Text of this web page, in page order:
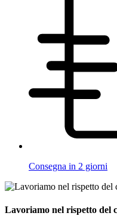
Consegna in 2 giorni
Lavoriamo nel rispetto del